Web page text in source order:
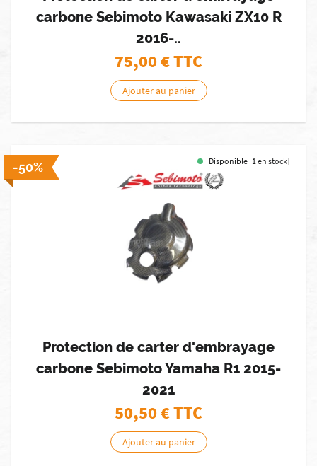
carbone Sebimoto Kawasaki ZX10 R
2016-..
75,00€ TTC
Ajouter au panier
-50% Disponible [1 en stock]
Protection de carter d'embrayage
carbone Sebimoto Yamaha R1 2015-
2021
50,50€ TTC
Ajouter au panier